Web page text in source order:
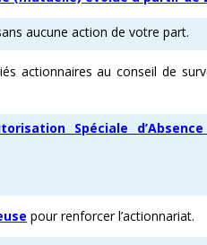
ADHÉRER À LA CFDT ?
AFFICHAGE
CFDT – UN SYNDICAT
ORGANISER LES VISITES
aucune action de votre part.
actionnaires au conseil de
Spéciale
pour renforcer l’actionnariat.